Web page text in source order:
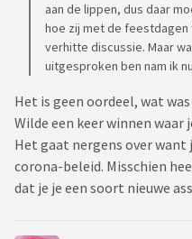
aan de lippen, dus daar
hoe zij met de feestdagen
verhitte discussie. Maar
uitgesproken ben nam ik
Het is geen oordeel, wat
Wilde een keer winnen
Het gaat nergens over
corona-beleid. Misschien
dat je je een soort nieuwe